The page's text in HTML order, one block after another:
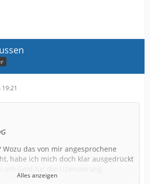
Wozu das von mir angesprochene
habe ich mich doch klar ausgedrückt
lesen kann...
Alles anzeigen